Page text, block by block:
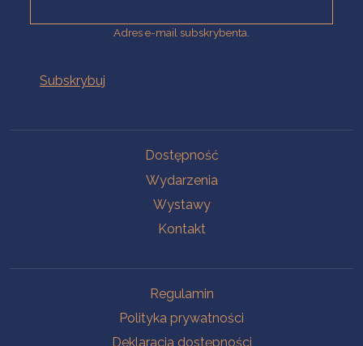
Adres e-mail subskrybenta.
Dostępność
Wydarzenia
Wystawy
Kontakt
Regulamin
Polityka prywatności
Deklaracja dostępności